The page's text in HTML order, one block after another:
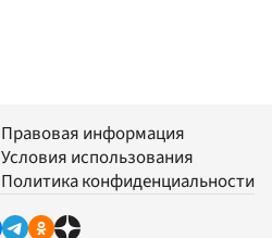
Правовая информация
Условия использования
Политика конфиденциальности